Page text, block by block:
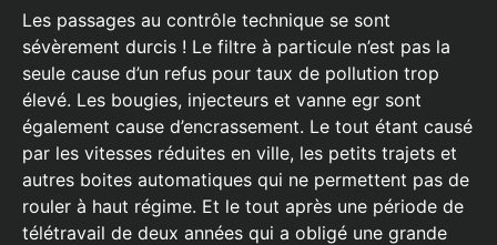
Les passages au contrôle technique se sont
sévèrement durcis ! Le filtre à particule n’est pas la
seule cause d’un refus pour taux de pollution trop
élevé. Les bougies, injecteurs et vanne egr sont
également cause d’encrassement. Le tout étant causé
par les vitesses réduites en ville, les petits trajets et
autres boites automatiques qui ne permettent pas de
rouler à haut régime. Et le tout après une période de
télétravail de deux années qui a obligé une grande